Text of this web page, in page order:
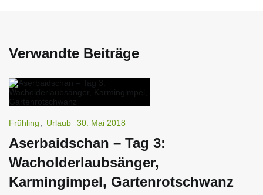
Verwandte Beiträge
Frühling Urlaub 30. Mai 2018
Aserbaidschan – Tag 3:
Wacholderlaubsänger,
Karmingimpel, Gartenrotschwanz